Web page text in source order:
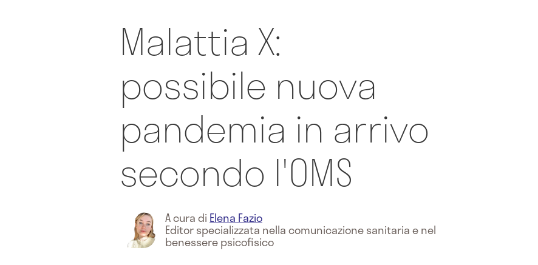
Malattia X:
possibile nuova
pandemia in arrivo
secondo l'OMS
A cura di Elena Fazio
Editor specializzata nella comunicazione sanitaria e nel
benessere psicofisico